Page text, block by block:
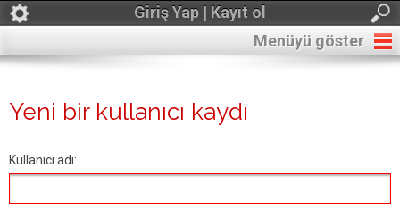
Giriş Yap | Kayıt ol
Menüyü göster
Yeni bir kullanıcı kaydı
Kullanıcı adı: